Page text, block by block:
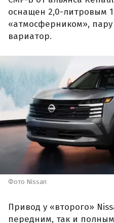
оснащен 2,0-литровым
«атмосферником», пару
вариатор.
Фото Nissan
Привод у «второго»
передним, так и